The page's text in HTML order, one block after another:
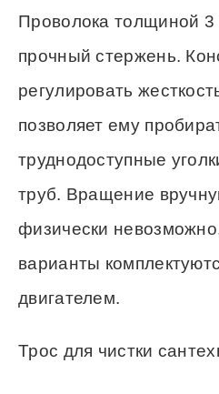
Проволока толщиной 3
прочный стержень.
регулировать
позволяет ему
труднодоступные
труб. Вращение
физически
варианты
двигателем.
Трос для чистки